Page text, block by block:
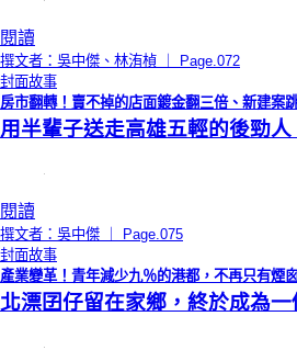
閱讀
撰文者：吳中傑、林洧楨 ｜ Page.072
封面故事
房市翻轉！賣不掉的店面鍍金翻三倍、新建案
用半輩子送走高雄五輕的後勁人
閱讀
撰文者：吳中傑 ｜ Page.075
封面故事
產業變革！青年減少九％的港都，不再只有煙
北漂囝仔留在家鄉，終於成為一